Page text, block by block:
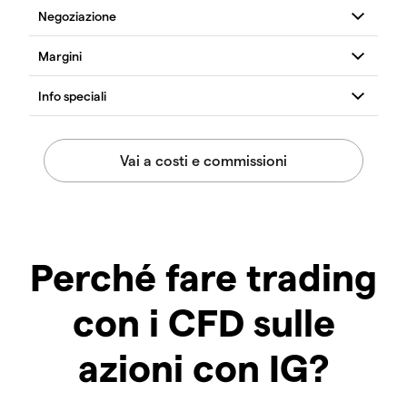
Perché fare trading
con i CFD sulle
azioni con IG?